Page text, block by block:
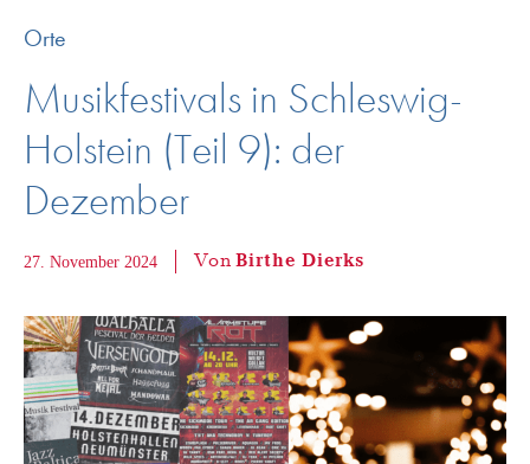
Orte
Musikfestivals in Schleswig-
Holstein (Teil 9): der
Dezember
27. November 2024 VonBirthe Dierks